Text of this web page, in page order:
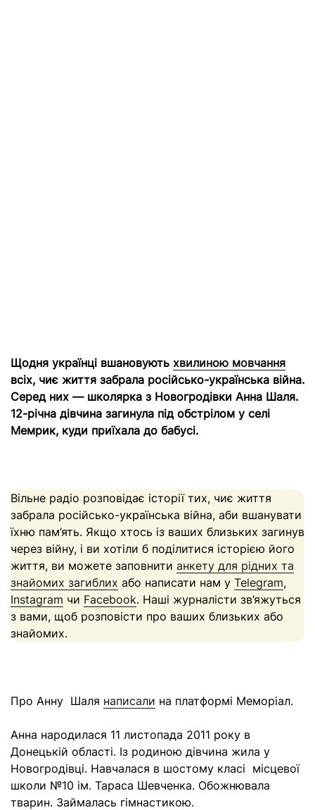
Щодня українці вшановують хвилиною мовчання
всіх, чиє життя забрала російсько-українська війна.
Серед них — школярка з Новогродівки Анна Шаля.
12-річна дівчина загинула під обстрілом у селі
Мемрик, куди приїхала до бабусі.
Вільне радіо розповідає історії тих, чиє життя
забрала російсько-українська війна, аби вшанувати
їхню пам’ять. Якщо хтось із ваших близьких загинув
через війну, і ви хотіли б поділитися історією його
життя, ви можете заповнити анкету для рідних та
знайомих загиблих або написати нам у Telegram,
Instagram чи Facebook. Наші журналісти зв’яжуться
з вами, щоб розповісти про ваших близьких або
знайомих.
Про Анну Шаля написали на платформі Меморіал.
Анна народилася 11 листопада 2011 року в
Донецькій області. Із родиною дівчина жила у
Новогродівці. Навчалася в шостому класі місцевої
школи №10 ім. Тараса Шевченка. Обожнювала
тварин. Займалась гімнастикою.